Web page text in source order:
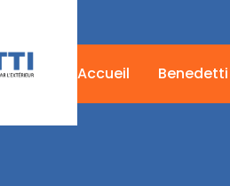
Accueil Benedetti